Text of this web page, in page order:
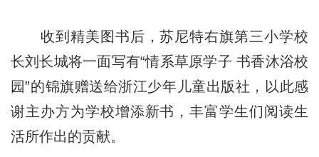
收到精美图书后，苏尼特右旗第三小学校
长刘长城将一面写有“情系草原学子 书香沐浴校
园”的锦旗赠送给浙江少年儿童出版社，以此感
谢主办方为学校增添新书，丰富学生们阅读生
活所作出的贡献。